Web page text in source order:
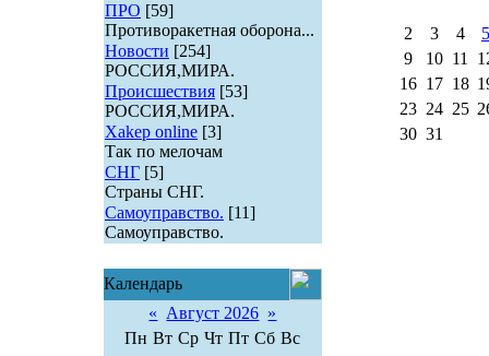
ПРО [59]
Противоракетная оборона...
Новости [254]
РОССИЯ,МИРА.
Происшествия [53]
РОССИЯ,МИРА.
Xakep online [3]
Так по мелочам
СНГ [5]
Страны СНГ.
Самоуправство. [11]
Самоуправство.
Календарь
« Август 2026 »
Пн Вт Ср Чт Пт Сб Вс
2 3 4
5
9
10 11
16 17 18
23 24 25
30 31